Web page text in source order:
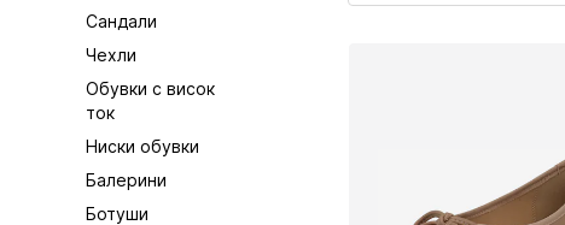
Сандали
Чехли
Обувки с висок
ток
Ниски обувки
Балерини
Ботуши